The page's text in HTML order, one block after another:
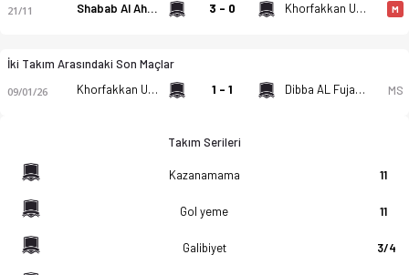
21/11 Shabab Al Ahli U23 3 - 0 Khorfakkan U23 M
İki Takım Arasındaki Son Maçlar
09/01/26 Khorfakkan U23 1 - 1 Dibba AL Fujairah U23 MS
Takım Serileri
Kazanamama 11
Gol yeme 11
Galibiyet 3/4